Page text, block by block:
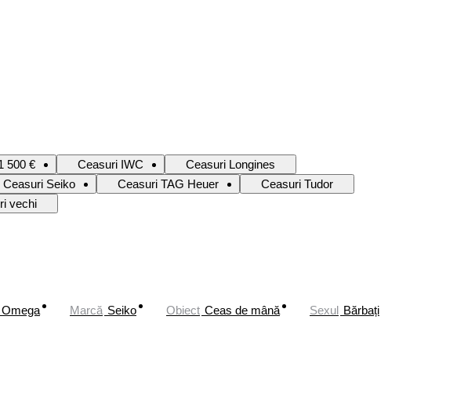
sub 1 500 € Ceasuri IWC
Ceasuri Longines
Ceasuri Seiko Ceasuri TAG Heuer
Ceasuri Tudor
vechi
Omega Marcă Seiko Obiect Ceas de mână Sexul Bărbați